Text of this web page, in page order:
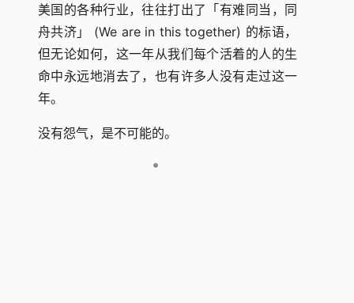
美国的各种行业，往往打出了「有难同当，同
舟共济」 (We are in this together) 的标语，
但无论如何，这一年从我们每个活着的人的生
命中永远地消去了，也有许多人没有走过这一
年。
没有怨气，是不可能的。